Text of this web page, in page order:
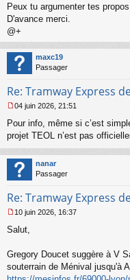
l
u
Peux tu argumenter tes propos.
D'avance merci.
@+
maxc19
Passager
Re: Tramway Express
e
s
a
g
e
o
l
u
04 juin 2026, 21:51
Pour info, même si c’est
projet TEOL n’est pas
nanar
Passager
Re: Tramway Express
e
s
g
10 juin 2026, 16:37
Salut,
Gregory Doucet suggère à V
souterrain de Ménival jusqu'à